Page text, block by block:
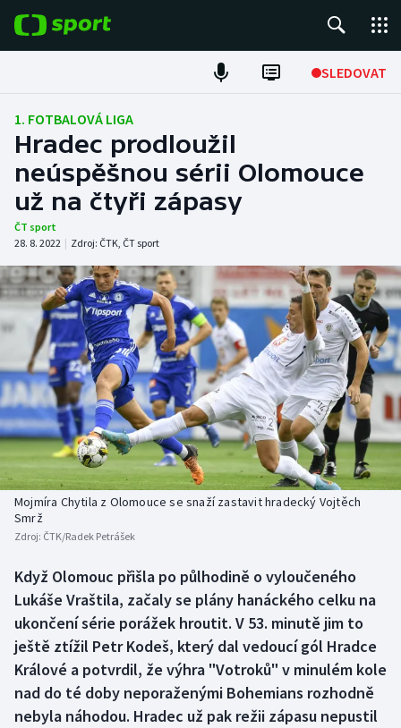
SLEDOVAT
ME v atletice
ME v plavání
Fotbal
Hokej
Tenis
DALŠÍ SPORTY
Americký fotbal
Atletika
Baseball a softbal
Basketbal
Biatlon
Boby a skeleton
Box
Curling
Cyklistika
NEPŘEHLÉDNĚTE
Soutěže
Historické návraty
Aplikace ČT sport
AZ kvíz
1. FOTBALOVÁ LIGA
Hradec prodloužil
neúspěšnou sérii Olomouce
už na čtyři zápasy
ČT sport
28. 8. 2022 | Zdroj: ČTK, ČT sport
Mojmíra Chytila z Olomouce se snaží zastavit hradecký Vojtěch
Smrž
Zdroj: ČTK/Radek Petrášek
Když Olomouc přišla po půlhodině o vyloučeného
Lukáše Vraštila, začaly se plány hanáckého celku na
ukončení série porážek hroutit. V 53. minutě jim to
ještě ztížil Petr Kodeš, který dal vedoucí gól Hradce
Králové a potvrdil, že výhra "Votroků" v minulém kole
nad do té doby neporaženými Bohemians rozhodně
nebyla náhodou. Hradec už pak režii zápasu nepustil